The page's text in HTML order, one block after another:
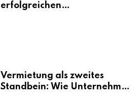
erfolgreichen
Vermietung als zweites
Standbein: Wie Unternehmen